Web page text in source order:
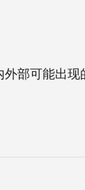
部可能出现